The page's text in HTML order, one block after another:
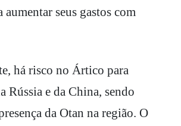
aumentar seus gastos com
há risco no Ártico para
Rússia e da China, sendo
da Otan na região. O